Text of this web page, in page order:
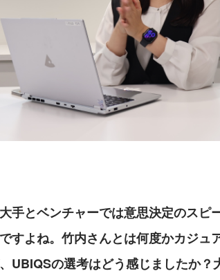
手とベンチャーでは意思決定のスピ
すよね。竹内さんとは何度かカジュ
UBIQSの選考はどう感じましたか？